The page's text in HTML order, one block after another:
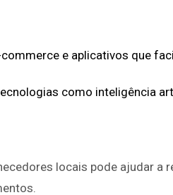
e aplicativos que
como inteligência
locais pode ajudar